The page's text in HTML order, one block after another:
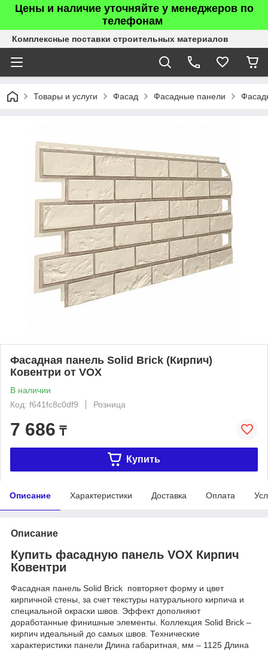
Цены и наличие уточняйте у менеджеров по
телефонам
Комплексные поставки строительных материалов
Товары и услуги Фасад Фасадные панели
Фасадная панель Solid Brick (Кирпич)
Ковентри от VOX
В наличии
Код: f641fc8c0df9
Розница
7 686 ₸
Купить
Описание Характеристики Доставка Оплата
Описание
Купить фасадную панель VOX Кирпич
Ковентри
Фасадная панель Solid Brick повторяет форму и цвет
кирпичной стены, за счет текстуры натурального кирпича и
специальной окраски швов. Эффект дополняют
доработанные финишные элементы. Коллекция Solid Brick –
кирпич идеальный до самых швов. Технические
характеристики панели Длина габаритная, мм – 1125 Длина